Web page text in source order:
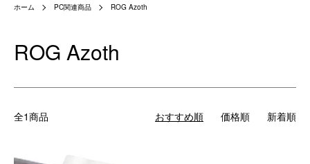
ホーム PC関連商品 ROG Azoth
ROG Azoth
全1商品 おすすめ順 価格順 新着順